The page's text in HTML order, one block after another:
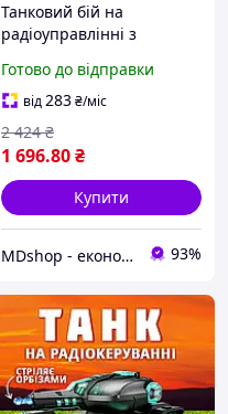
Танковий бій на
радіоуправлінні з
іграшка танк на пульті
управління для дітей MD1
Готово до відправки
від283₴/міс
1 696.80₴
2 424 ₴
Купити
MDshop - економія поруч 93%